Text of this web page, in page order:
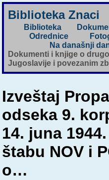
Biblioteka Znaci
Biblioteka
Odrednice
Na današnji
Dokumenti i knjige o
Jugoslavije i povezanim
Izveštaj
odseka 9.
14. juna
štabu NOV i
o…